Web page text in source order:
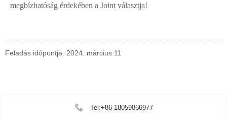
megbízhatóság érdekében a Joint választja!
Feladás időpontja: 2024. március 11
Tel:+86 18059866977